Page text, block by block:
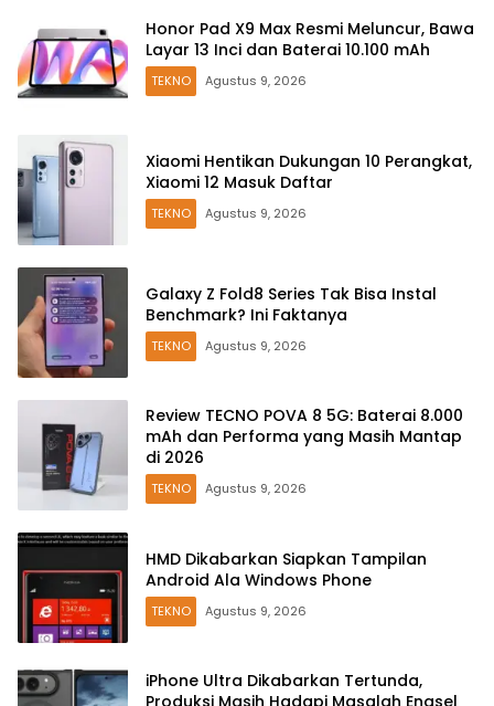
Honor Pad X9 Max Resmi Meluncur, Bawa
Layar 13 Inci dan Baterai 10.100 mAh
TEKNO Agustus 9, 2026
Xiaomi Hentikan Dukungan 10 Perangkat,
Xiaomi 12 Masuk Daftar
TEKNO Agustus 9, 2026
Galaxy Z Fold8 Series Tak Bisa Instal
Benchmark? Ini Faktanya
TEKNO Agustus 9, 2026
Review TECNO POVA 8 5G: Baterai 8.000
mAh dan Performa yang Masih Mantap
di 2026
TEKNO Agustus 9, 2026
HMD Dikabarkan Siapkan Tampilan
Android Ala Windows Phone
TEKNO Agustus 9, 2026
iPhone Ultra Dikabarkan Tertunda,